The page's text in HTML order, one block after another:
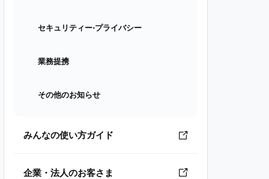
セキュリティー⋅プライバシー
業務提携
その他のお知らせ
みんなの使い方ガイド
企業・法人のお客さま